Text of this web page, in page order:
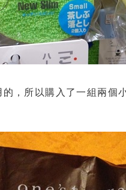
的，所以購入了一組兩個